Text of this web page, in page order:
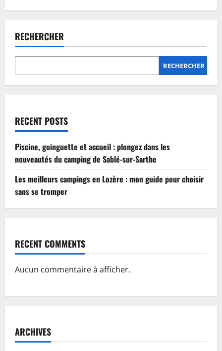
en
Lozère
:
mon
choisir
sans
RECHERCHER
RECHERCHER
RECENT POSTS
Piscine, guinguette et accueil : plongez dans les
nouveautés du camping de Sablé-sur-Sarthe
Les meilleurs campings en Lozère : mon guide pour choisir
sans se tromper
RECENT COMMENTS
Aucun commentaire à afficher.
ARCHIVES